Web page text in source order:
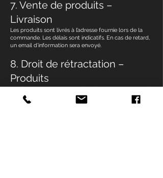
7. Vente de produits –
Livraison
Les produits sont livrés à l’adresse fournie lors de la
commande. Les délais sont indicatifs. En cas de retard,
un email d’information sera envoyé.
8. Droit de rétractation –
Produits
Conformément à la loi, un délai de 14 jours est accordé
à compter de la réception des produits pour exercer le
droit de rétractation.